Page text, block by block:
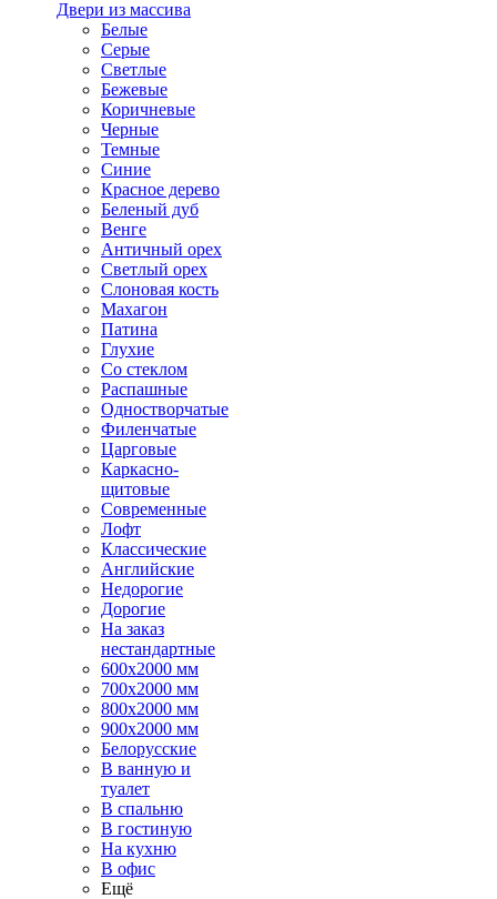
Двери из массива
Белые
Серые
Светлые
Бежевые
Коричневые
Черные
Темные
Синие
Красное дерево
Беленый дуб
Венге
Античный орех
Светлый орех
Слоновая кость
Махагон
Патина
Глухие
Со стеклом
Распашные
Одностворчатые
Филенчатые
Царговые
Каркасно-
щитовые
Современные
Лофт
Классические
Английские
Недорогие
Дорогие
На заказ
нестандартные
600х2000 мм
700х2000 мм
800х2000 мм
900х2000 мм
Белорусские
В ванную и
туалет
В спальню
В гостиную
На кухню
В офис
Ещё